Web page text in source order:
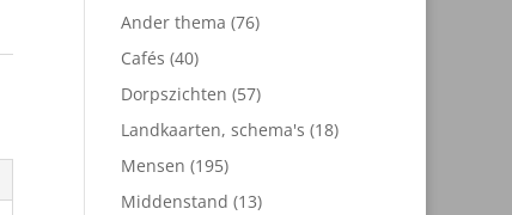
Ander thema 7676
Cafés 4040
producten
Dorpszichten 5757
producten
Landkaarten, schema's 1818
Mensen 195195
producten
Middenstand 1313